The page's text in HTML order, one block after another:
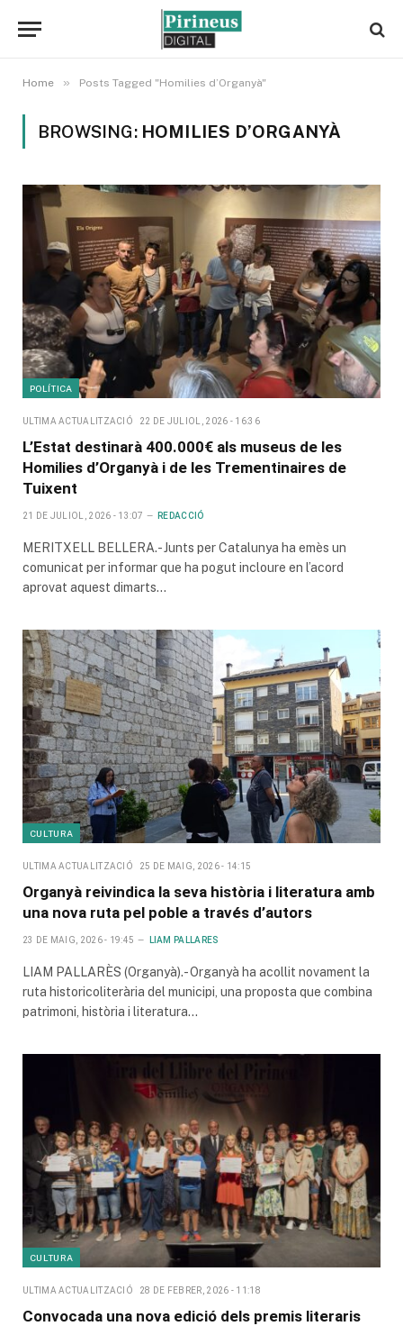
Home » Posts Tagged "Homilies d’Organyà"
BROWSING: HOMILIES D’ORGANYÀ
POLÍTICA
ULTIMA ACTUALITZACIÓ 22 DE JULIOL, 2026 - 16:36
L’Estat destinarà 400.000€ als museus de les
Homilies d’Organyà i de les Trementinaires de
Tuixent
21 DE JULIOL, 2026 - 13:07 REDACCIÓ
MERITXELL BELLERA.- Junts per Catalunya ha emès un
comunicat per informar que ha͏ pogut incloure en l’acord
͏aprovat aquest dimarts…
CULTURA
ULTIMA ACTUALITZACIÓ 25 DE MAIG, 2026 - 14:15
Organyà reivindica la seva història i literatura amb
una nova ruta pel poble a través d’autors
23 DE MAIG, 2026 - 19:45 LIAM PALLARES
LIAM PALLARÈS (Organyà).- Organyà ha acollit novament la
ruta historicoliterària del municipi, una proposta que combina
patrimoni, història i literatura…
CULTURA
ULTIMA ACTUALITZACIÓ 28 DE FEBRER, 2026 - 11:18
Convocada una nova edició dels premis literaris